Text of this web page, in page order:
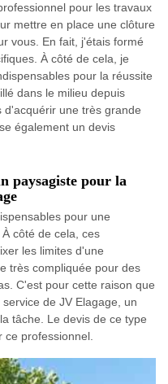
pour les travaux
mettre en place une clôture
vous. En fait, j'étais formé
À côté de cela, je
pour la réussite
dans le milieu depuis
d'acquérir une très grande
également un devis
paysagiste pour la
pour une
côté de cela, ces
les limites d'une
très compliquée pour des
C'est pour cette raison que
de JV Elagage, un
tâche. Le devis de ce type
professionnel.